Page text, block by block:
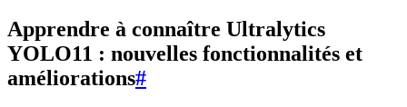
Apprendre à connaître Ultralytics
YOLO11 : nouvelles fonctionnalités et
améliorations#